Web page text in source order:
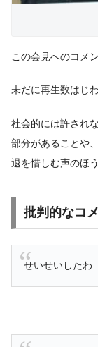
この会見へのコメ
未だに再生数はじ
社会的には許され
部分があることや
退を惜しむ声のほ
批判的なコ
せいせいしたわ